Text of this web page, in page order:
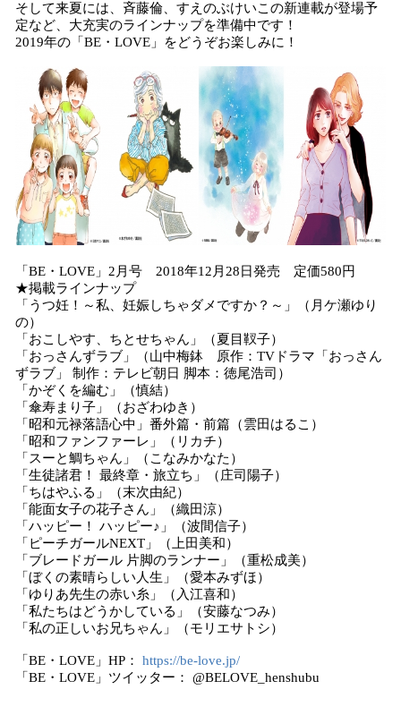
そして来夏には、斉藤倫、すえのぶけいこの新連載が登場予
定など、大充実のラインナップを準備中です！
2019年の「BE・LOVE」をどうぞお楽しみに！
「BE・LOVE」2月号 2018年12月28日発売 定価580円
★掲載ラインナップ
「うつ妊！～私、妊娠しちゃダメですか？～」（月ケ瀬ゆり
の）
「おこしやす、ちとせちゃん」（夏目靫子）
「おっさんずラブ」（山中梅鉢 原作：TVドラマ「おっさん
ずラブ」 制作：テレビ朝日 脚本：徳尾浩司）
「かぞくを編む」（慎結）
「傘寿まり子」（おざわゆき）
「昭和元禄落語心中」番外篇・前篇（雲田はるこ）
「昭和ファンファーレ」（リカチ）
「スーと鯛ちゃん」（こなみかなた）
「生徒諸君！ 最終章・旅立ち」（庄司陽子）
「ちはやふる」（末次由紀）
「能面女子の花子さん」（織田涼）
「ハッピー！ ハッピー♪」（波間信子）
「ピーチガールNEXT」（上田美和）
「ブレードガール 片脚のランナー」（重松成美）
「ぼくの素晴らしい人生」（愛本みずほ）
「ゆりあ先生の赤い糸」（入江喜和）
「私たちはどうかしている」（安藤なつみ）
「私の正しいお兄ちゃん」（モリエサトシ）
「BE・LOVE」HP： https://be-love.jp/
「BE・LOVE」ツイッター：‎ @BELOVE_henshubu